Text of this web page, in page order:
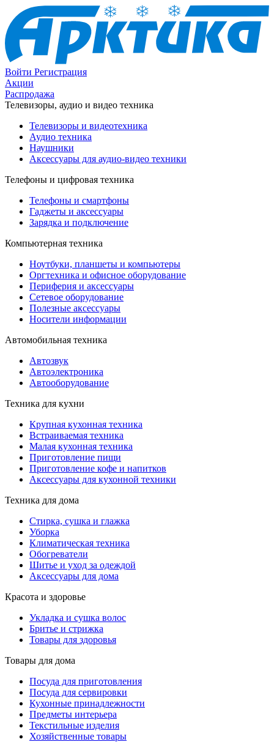
Войти Регистрация
Акции
Распродажа
Телевизоры, аудио и видео техника
Телевизоры и видеотехника
Аудио техника
Наушники
Аксессуары для аудио-видео техники
Телефоны и цифровая техника
Телефоны и смартфоны
Гаджеты и аксессуары
Зарядка и подключение
Компьютерная техника
Ноутбуки, планшеты и компьютеры
Оргтехника и офисное оборудование
Периферия и аксессуары
Cетевое оборудование
Полезные аксессуары
Носители информации
Автомобильная техника
Автозвук
Автоэлектроника
Автооборудование
Техника для кухни
Крупная кухонная техника
Встраиваемая техника
Малая кухонная техника
Приготовление пищи
Приготовление кофе и напитков
Аксессуары для кухонной техники
Техника для дома
Стирка, сушка и глажка
Уборка
Климатическая техника
Обогреватели
Шитье и уход за одеждой
Аксессуары для дома
Красота и здоровье
Укладка и сушка волос
Бритье и стрижка
Товары для здоровья
Товары для дома
Посуда для приготовления
Посуда для сервировки
Кухонные принадлежности
Предметы интерьера
Текстильные изделия
Хозяйственные товары